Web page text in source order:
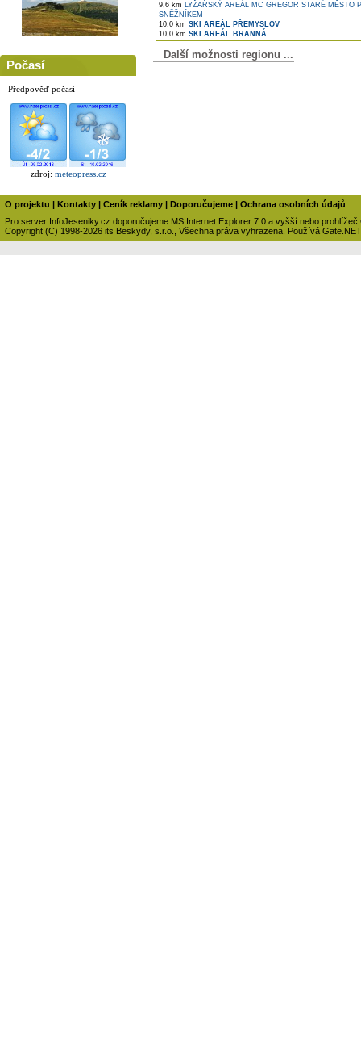
Počasí
Předpověď počasí
zdroj: meteopress.cz
9,6 km LYŽAŘSKÝ AREÁL MC GREGOR STARÉ MĚSTO
SNĚŽNÍKEM
10,0 km SKI AREÁL PŘEMYSLOV
10,0 km SKI AREÁL BRANNÁ
Další možnosti regionu ...
O projektu | Kontakty | Ceník reklamy | Doporučujeme | Ochrana osobních údajů
Pro server InfoJeseniky.cz doporučujeme MS Internet Explorer 7.0 a vyšší nebo prohlížeč
Copyright (C) 1998-2026 its Beskydy, s.r.o., Všechna práva vyhrazena. Používá